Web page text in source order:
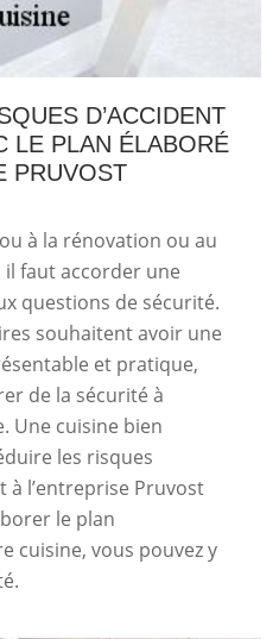
D’ACCIDENT
LE PLAN ÉLABORÉ
PRUVOST
à la rénovation ou au
faut accorder une
questions de sécurité.
souhaitent avoir une
et pratique,
de la sécurité à
Une cuisine bien
les risques
à l’entreprise Pruvost
le plan
cuisine, vous pouvez y